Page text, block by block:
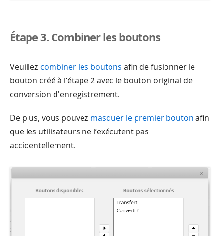
Étape 3. Combiner les boutons
Veuillez combiner les boutons afin de fusionner le
bouton créé à l’étape 2 avec le bouton original de
conversion d'enregistrement.
De plus, vous pouvez masquer le premier bouton afin
que les utilisateurs ne l’exécutent pas
accidentellement.